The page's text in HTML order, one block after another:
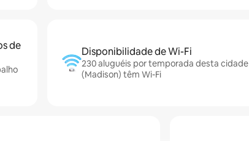
de
Disponibilidade de Wi-Fi
230 aluguéis por temporada desta cidade
(Madison) têm Wi-Fi